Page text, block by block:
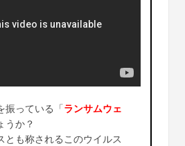
振っている「ランサムウェ
うか？
とも称されるこのウイルス